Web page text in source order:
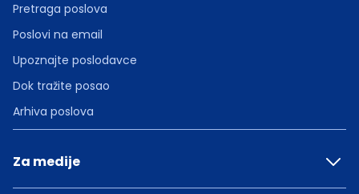
Pretraga poslova
Poslovi na email
Upoznajte poslodavce
Dok tražite posao
Arhiva poslova
Za medije